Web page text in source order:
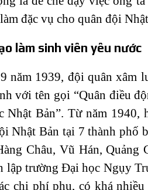
đặc vụ cho quân đội
làm sinh viên yêu nước
năm 1939, đội quân xâm
với tên gọi “Quân điều
Nhật Bản”. Từ năm
Nhật Bản tại 7 thành phố
Châu, Vũ Hán, Quảng
lập trường Đại học Ngụy
chi phí phụ, có khá